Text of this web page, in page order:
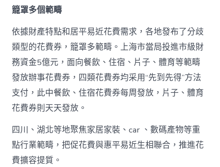
真
金
查
包
養
網
站
白
滅
花
費
籠罩多個範疇
依據財產特點和居平易近花費需求，各地發布了分歧
類型的花費券，籠罩多範疇。上海市當局投進市級財
務資金5億元，面向餐飲、住宿、片子、體育等範疇
發放辦事花費券，四類花費券均采用“先到先得”方法
支付，此中餐飲、住宿花費券每周發放，片子、體育
花費券則天天發放。
四川、湖北等地聚焦家居家裝、car 、數碼產物等重
點行業範疇，把促花費與惠平易近生相聯合，推進花
費擴容提質。